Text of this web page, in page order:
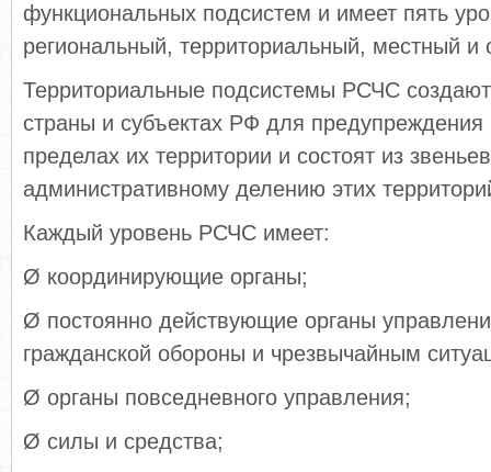
функциональных подсистем и имеет пять
региональный, территориальный, местный и
Территориальные подсистемы РСЧС
страны и субъектах РФ для
пределах их территории и состоят из
административному делению этих
Каждый уровень РСЧС имеет:
Ø координирующие органы;
Ø постоянно действующие органы
гражданской обороны и чрезвычайным
Ø органы повседневного управления;
Ø силы и средства;